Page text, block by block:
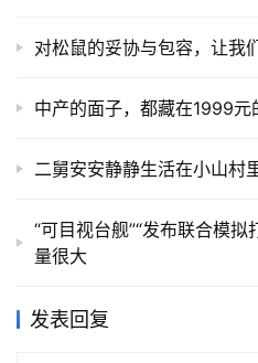
对松鼠的妥协与包容，让我
中产的面子，都藏在1999元
二舅安安静静生活在小山村
“可目视台舰”“发布联合模
量很大
发表回复